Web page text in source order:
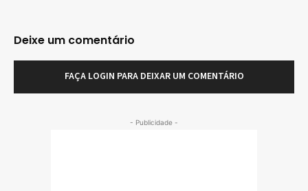
Deixe um comentário
FAÇA LOGIN PARA DEIXAR UM COMENTÁRIO
- Publicidade -